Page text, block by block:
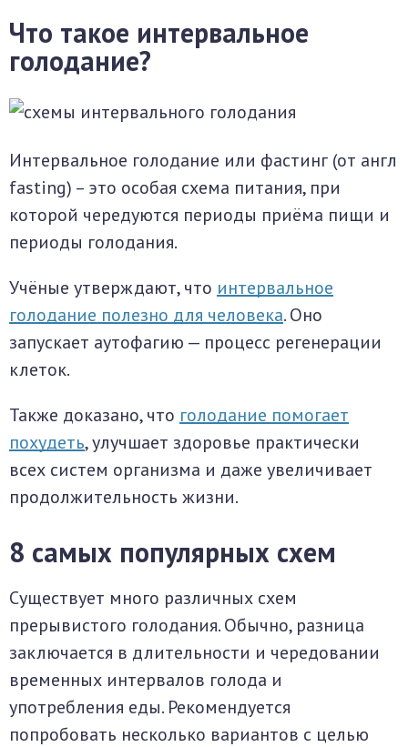
Что такое интервальное
голодание?
Интервальное голодание или фастинг (от англ
fasting) – это особая схема питания, при
которой чередуются периоды приёма пищи и
периоды голодания.
Учёные утверждают, что интервальное
голодание полезно для человека. Оно
запускает аутофагию — процесс регенерации
клеток.
Также доказано, что голодание помогает
похудеть, улучшает здоровье практически
всех систем организма и даже увеличивает
продолжительность жизни.
8 самых популярных схем
Существует много различных схем
прерывистого голодания. Обычно, разница
заключается в длительности и чередовании
временных интервалов голода и
употребления еды. Рекомендуется
попробовать несколько вариантов с целью